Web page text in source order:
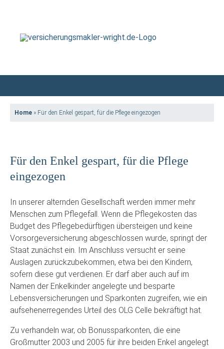
Home » Für den Enkel gespart, für die Pflege eingezogen
Für den Enkel gespart, für die Pflege
eingezogen
In unserer alternden Gesellschaft werden immer mehr
Menschen zum Pflegefall. Wenn die Pflegekosten das
Budget des Pflegebedürftigen übersteigen und keine
Vorsorgeversicherung abgeschlossen wurde, springt der
Staat zunächst ein. Im Anschluss versucht er seine
Auslagen zurückzubekommen, etwa bei den Kindern,
sofern diese gut verdienen. Er darf aber auch auf im
Namen der Enkelkinder angelegte und besparte
Lebensversicherungen und Sparkonten zugreifen, wie ein
aufsehenerregendes Urteil des OLG Celle bekräftigt hat.
Zu verhandeln war, ob Bonussparkonten, die eine
Großmutter 2003 und 2005 für ihre beiden Enkel angelegt